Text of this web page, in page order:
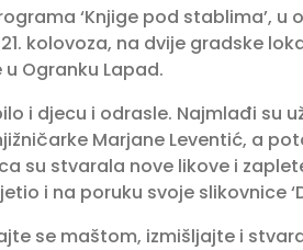
‘Knjige pod stablima’, u
kolovoza, na dvije gradske
Ogranku Lapad.
i djecu i odrasle. Najmlađi su
Marjane Leventić, a
su stvarala nove likove i
i na poruku svoje slikovnice
se maštom, izmišljajte i